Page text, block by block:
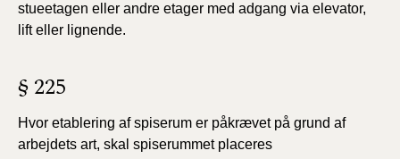
stueetagen eller andre etager med adgang via elevator,
lift eller lignende.
§ 225
Hvor etablering af spiserum er påkrævet på grund af
arbejdets art, skal spiserummet placeres